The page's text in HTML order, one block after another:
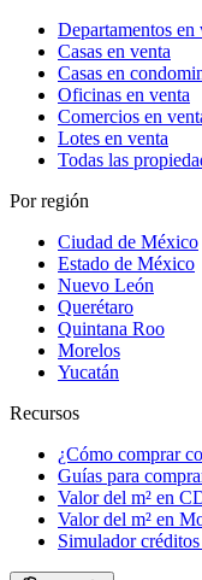
Departamentos en
Casas en venta
Casas en
Oficinas en venta
Comercios en
Lotes en venta
Todas las
Por región
Ciudad de México
Estado de México
Nuevo León
Querétaro
Quintana Roo
Morelos
Yucatán
Recursos
¿Cómo comprar
Guías para
Valor del m² en
Valor del m² en
Simulador